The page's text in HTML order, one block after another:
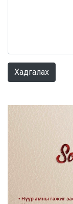
Хадгалах